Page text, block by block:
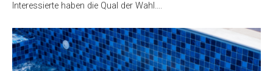
Interessierte haben die Qual der Wahl….